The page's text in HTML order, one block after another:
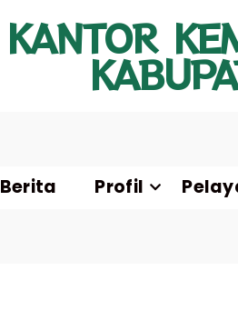
KANTOR
Berita Profil